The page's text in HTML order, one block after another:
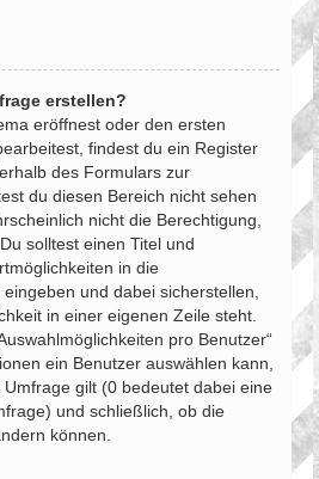
erstellen?
eröffnest oder den ersten
findest du ein Register
des Formulars zur
du diesen Bereich nicht sehen
nicht die Berechtigung,
solltest einen Titel und
in die
und dabei sicherstellen,
in einer eigenen Zeile steht.
pro Benutzer“
ein Benutzer auswählen kann,
gilt (0 bedeutet dabei eine
und schließlich, ob die
können.